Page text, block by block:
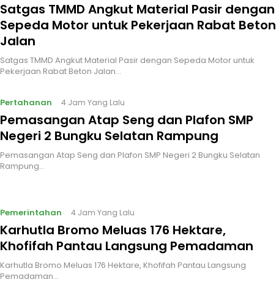
Satgas TMMD Angkut Material Pasir dengan
Sepeda Motor untuk Pekerjaan Rabat Beton
Jalan
Satgas TMMD Angkut Material Pasir dengan Sepeda Motor untuk
Pekerjaan Rabat Beton Jalan…
Pertahanan 4 Jam Yang Lalu
Pemasangan Atap Seng dan Plafon SMP
Negeri 2 Bungku Selatan Rampung
Pemasangan Atap Seng dan Plafon SMP Negeri 2 Bungku Selatan
Rampung…
Pemerintahan 4 Jam Yang Lalu
Karhutla Bromo Meluas 176 Hektare,
Khofifah Pantau Langsung Pemadaman
Karhutla Bromo Meluas 176 Hektare, Khofifah Pantau Langsung
Pemadaman…